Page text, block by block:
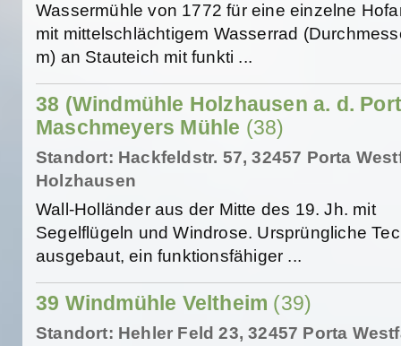
Wassermühle von 1772 für eine einzelne
mit mittelschlächtigem Wasserrad
m) an Stauteich mit funkti ...
38 (Windmühle Holzhausen a. d.
Maschmeyers Mühle (38)
Standort: Hackfeldstr. 57, 32457 Porta
Holzhausen
Wall-Holländer aus der Mitte des 19. Jh. mit
Segelflügeln und Windrose. Ursprüngliche
ausgebaut, ein funktionsfähiger ...
39 Windmühle Veltheim (39)
Standort: Hehler Feld 23, 32457 Porta